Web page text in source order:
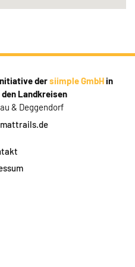
dersiimple GmbHin
Landkreisen
& Deggendorf